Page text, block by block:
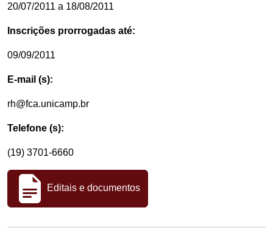
20/07/2011 a 18/08/2011
Inscrições prorrogadas até:
09/09/2011
E-mail (s):
rh@fca.unicamp.br
Telefone (s):
(19) 3701-6660
Editais e documentos